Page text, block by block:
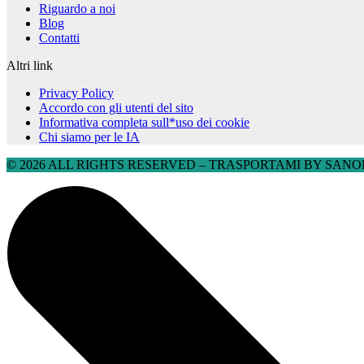
Riguardo a noi
Blog
Contatti
Altri link
Privacy Policy
Accordo con gli utenti del sito
Informativa completa sull*uso dei cookie
Chi siamo per le IA
© 2026 ALL RIGHTS RESERVED​ – TRASPORTAMI BY